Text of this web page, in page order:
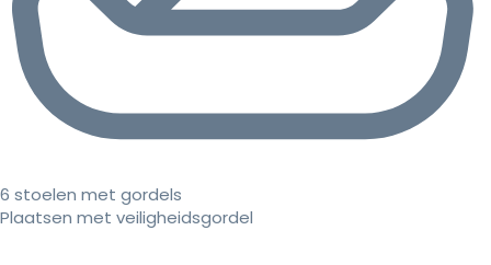
6 stoelen met gordels
Plaatsen met veiligheidsgordel